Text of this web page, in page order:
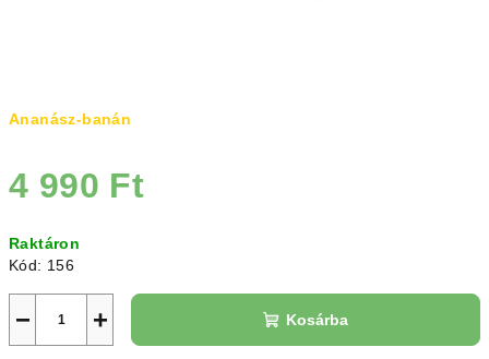
Ananász-banán
4 990 Ft
Raktáron
Kód: 156
+
− Kosárba